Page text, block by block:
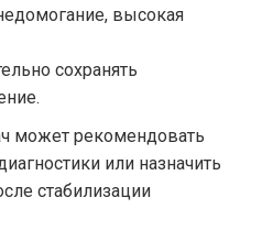
высокая
сохранять
может рекомендовать
или назначить
стабилизации